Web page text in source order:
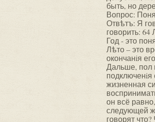
быть, но
Вопрос:
Отвѣтъ: Я
говорить:
Год - это
Лѣто – это
окончанiя
Дальше, пол
подключенiя
жизненная
он всё
следующей
говорят